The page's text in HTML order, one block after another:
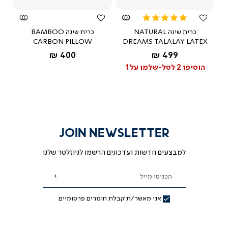
5.0
rating
כרית שינה NATURAL
DREAMS TALALAY LATEX
החל מ-
499 ₪
הוסיפו 2 לסל-שלמו על 1
לבן
כרית שינה BAMBOO
CARBON PILLOW
החל מ-
400 ₪
JOIN NEWSLETTER
למבצעים חדשות ועדכונים הרשמו לניוזלטר שלנו
הכניסו מייל
אני מאשר/ת קבלת חומרים פרסומיים
הרשמה